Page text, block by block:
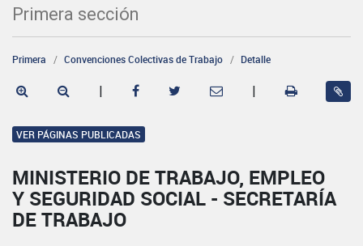
Primera sección
Primera Convenciones Colectivas de Trabajo Detalle
| |
VER PÁGINAS PUBLICADAS
MINISTERIO DE TRABAJO, EMPLEO
Y SEGURIDAD SOCIAL - SECRETARÍA
DE TRABAJO